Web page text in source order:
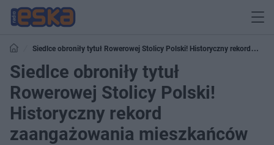
Siedlce obroniły tytuł Rowerowej Stolicy Polski! Historyczny rekord
zaangażowania mieszkańców
Siedlce obroniły tytuł
Rowerowej Stolicy Polski!
Historyczny rekord
zaangażowania mieszkańców